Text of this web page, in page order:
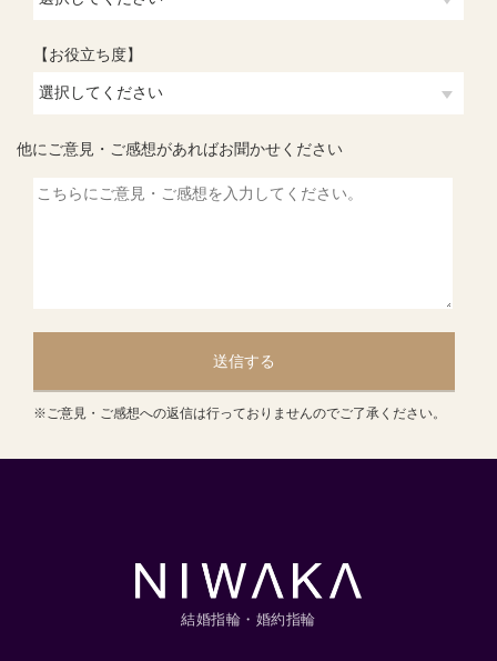
【お役立ち度】
他にご意見・ご感想があればお聞かせください
送信する
※ご意見・ご感想への返信は行っておりませんのでご了承ください。
結婚指輪・婚約指輪